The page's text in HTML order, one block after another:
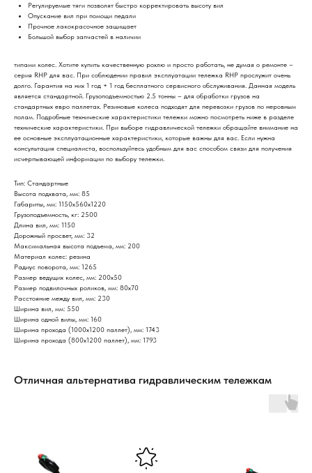
Регулируемые тяги позволят быстро корректировать высоту вил
Опускание вил при помощи педали
Прочное лакокрасочное защищает
Большой выбор запчастей в наличии
типами колес. Хотите купить качественную рохлю и просто работать, не думая о ремонте –
серия RHP для вас. При соблюдении правил эксплуатации тележка RHP прослужит очень
долго. Гарантия на них 1 год + 1 год бесплатного сервисного обслуживания. Данная модель
является стандартной. Грузоподъемностью 2.5 тонны – для обработки грузов на
стандартных евро паллетах. Резиновые колеса подходят для перевозки грузов по неровным
полам. Подробные технические характеристики тележки можно посмотреть ниже в разделе
технические характеристики. При выборе гидравлической тележки обращайте внимание на
ее основные эксплуатационные характеристики, которые важны для вас. Если нужна
консультация специалиста, воспользуйтесь удобным для вас способом связи для получения
исчерпывающей информации по выбору тележки.
Тип: Стандартные
Высота подхвата, мм: 85
Габариты, мм: 1150х560х1220
Грузоподъемность, кг: 2500
Длина вил, мм: 1150
Дорожный просвет, мм: 32
Максимальная высота подъема, мм: 200
Материал колес: резина
Радиус поворота, мм: 1265
Размер ведущих колес, мм: 200х50
Размер подвилочных роликов, мм: 80х70
Расстояние между вил, мм: 230
Ширина вил, мм: 550
Ширина одной вилы, мм: 160
Ширина прохода (1000х1200 паллет), мм: 1743
Ширина прохода (800х1200 паллет), мм: 1793
Отличная альтернатива гидравлическим тележкам